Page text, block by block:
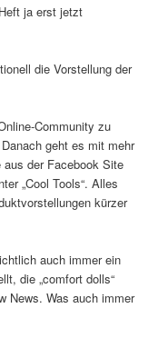
ja erst jetzt
die Vorstellung der
Community zu
geht es mit mehr
aus der Facebook Site
„Cool Tools“. Alles
kürzer
auch immer ein
die „comfort dolls“
News. Was auch immer